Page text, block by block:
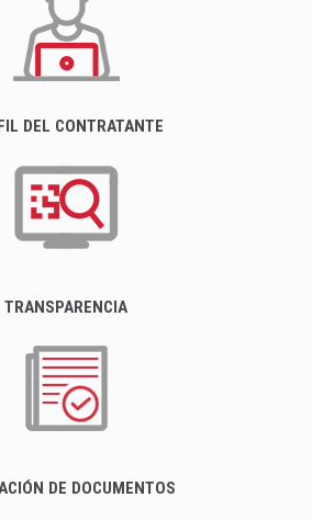
DEL CONTRATANTE
TRANSPARENCIA
DE DOCUMENTOS